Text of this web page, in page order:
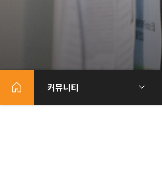
커뮤니티